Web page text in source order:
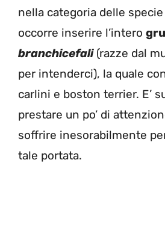
nella categoria delle
occorre inserire l’intero
branchicefali(razze dal
per intenderci), la quale
carlini e boston terrier. E’
prestare un po’ di
soffrire inesorabilmente
tale portata.